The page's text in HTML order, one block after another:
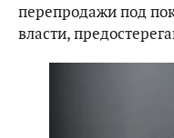
перепродажи под
власти,